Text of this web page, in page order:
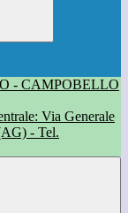
Via Generale
- Tel.